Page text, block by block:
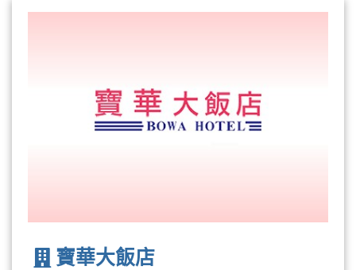
寶華大飯店